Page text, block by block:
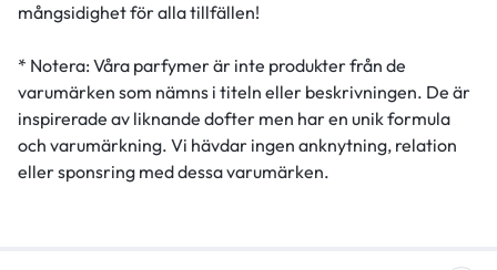
mångsidighet för alla tillfällen!
* Notera: Våra parfymer är inte produkter från de
varumärken som nämns i titeln eller beskrivningen. De är
inspirerade av liknande dofter men har en unik formula
och varumärkning. Vi hävdar ingen anknytning, relation
eller sponsring med dessa varumärken.